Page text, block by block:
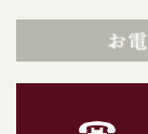
・諏訪大社4社
・館内着をご用
・就寝用パジ
・館内フリー